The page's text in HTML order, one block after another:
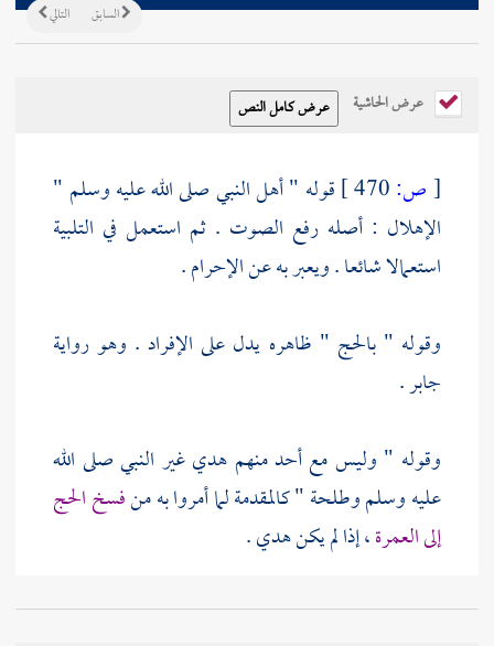
التالي السابق
عرض الحاشية
[ص:
قوله " أهل النبي صلى الله عليه وسلم "
الإهلال : أصله رفع الصوت . ثم استعمل في التلبية
استعمالا شائعا . ويعبر به عن الإحرام .
وقوله " بالحج " ظاهره يدل على الإفراد . وهو رواية
جابر.
وقوله " وليس مع أحد منهم هدي غير النبي صلى الله
عليه وسلموطلحة" كالمقدمة لما أمروا به منفسخ الحج
إلى العمرة، إذا لم يكن هدي .
وقوله " أهللت بما أهل به النبي صلى الله عليه وسلم "